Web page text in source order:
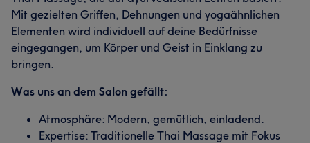
Mit gezielten Griffen, Dehnungen und yogaähnlichen
Elementen wird individuell auf deine Bedürfnisse
eingegangen, um Körper und Geist in Einklang zu
bringen.
Was uns an dem Salon gefällt:
Atmosphäre: Modern, gemütlich, einladend.
Expertise: Traditionelle Thai Massage mit Fokus